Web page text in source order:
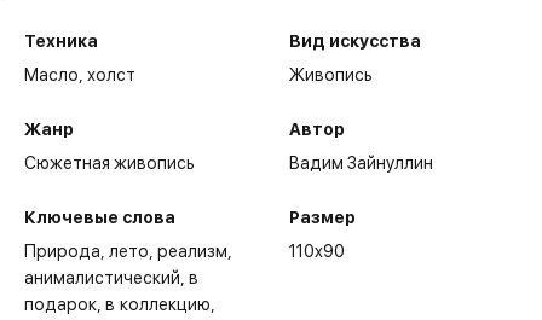
Техника
Масло,холст
Жанр
Сюжетная живопись
Ключевые слова
Природа лето реализм
анималистический в
подарок в коллекцию
Вид искусства
Живопись
Автор
Вадим Зайнуллин
Размер
110x90